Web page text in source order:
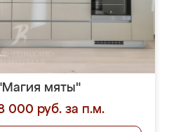
мяты"
000 руб. за п.м.